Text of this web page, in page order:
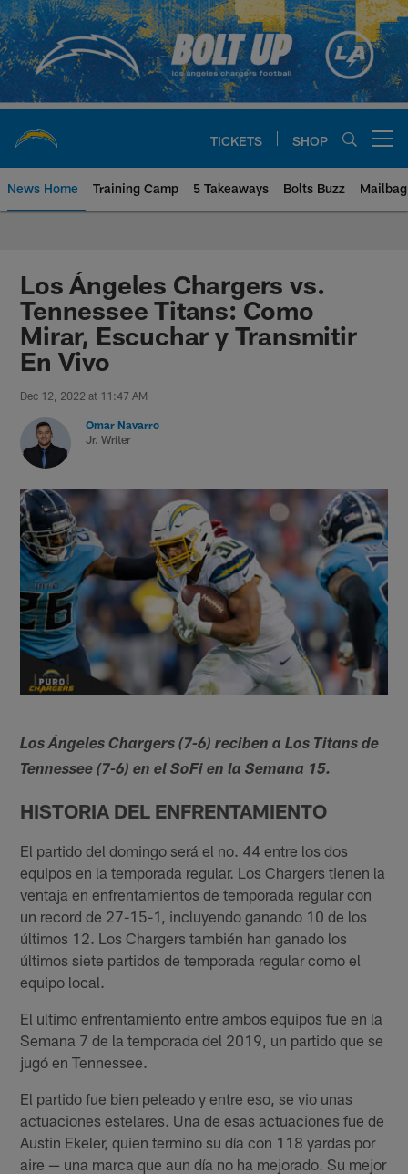
Skip
to
main
content
TICKETS SHOP
News Home Training Camp 5 Takeaways Bolts Buzz Mailbag
Chargers Official Site | Los
Los Ángeles Chargers vs.
Tennessee Titans: Como
Mirar, Escuchar y Transmitir
En Vivo
Dec 12, 2022 at 11:47 AM
Omar Navarro
Jr. Writer
Los Ángeles Chargers (7-6) reciben a Los Titans de
Tennessee (7-6) en el SoFi en la Semana 15.
HISTORIA DEL ENFRENTAMIENTO
El partido del domingo será el no. 44 entre los dos
equipos en la temporada regular. Los Chargers tienen la
ventaja en enfrentamientos de temporada regular con
un record de 27-15-1, incluyendo ganando 10 de los
últimos 12. Los Chargers también han ganado los
últimos siete partidos de temporada regular como el
equipo local.
El ultimo enfrentamiento entre ambos equipos fue en la
Semana 7 de la temporada del 2019, un partido que se
jugó en Tennessee.
El partido fue bien peleado y entre eso, se vio unas
actuaciones estelares. Una de esas actuaciones fue de
Austin Ekeler, quien termino su día con 118 yardas por
aire — una marca que aun día no ha mejorado. Su mejor